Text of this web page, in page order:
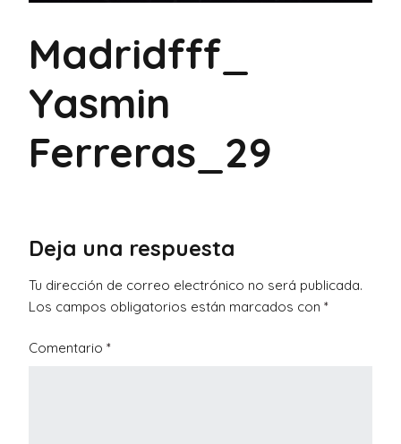
Madridfff_
Yasmin
Ferreras_29
Deja una respuesta
Tu dirección de correo electrónico no será publicada.
Los campos obligatorios están marcados con *
Comentario *